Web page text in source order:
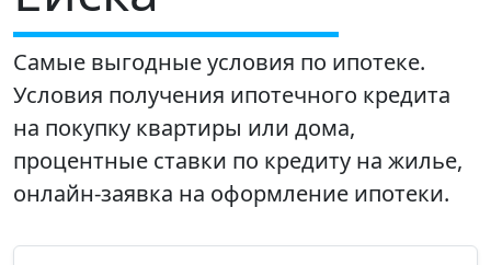
Самые выгодные условия по ипотеке.
Условия получения ипотечного кредита
на покупку квартиры или дома,
процентные ставки по кредиту на жилье,
онлайн-заявка на оформление ипотеки.